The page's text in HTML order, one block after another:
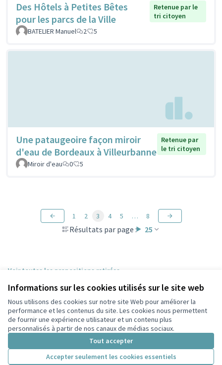
Informations sur les cookies utilisés sur le site web
Nous utilisons des cookies sur notre site Web pour améliorer la
performance et les contenus du site. Les cookies nous permettent
de fournir une expérience utilisateur et un contenu plus
personnalisés à partir de nos canaux de médias sociaux.
Tout accepter
Accepter seulement les cookies essentiels
Des Hôtels à Petites Bêtes
pour les parcs de la Ville
Retenue par le
tri citoyen
BATELIER Manuel
2 5
Une pataugeoire façon miroir
d'eau de Bordeaux à Villeurbanne
Retenue par
le tri citoyen
Miroir d'eau
0 5
Résultats par page : 25
1 2 3 4 5 … 8
Voir toutes les propositions retirées
Conditions d'utilisation
Paramètres des cookies
Participez Villeurbanne sur X
(Lien externe)
Participez Villeurbanne sur Facebook
Participez Villeurbanne sur Instagram
Participez Villeurbanne sur YouTube
(Lien externe)